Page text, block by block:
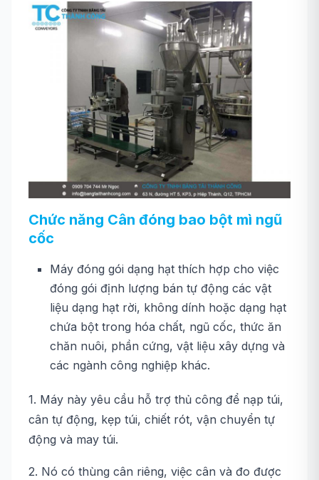
Chức năng Cân đóng bao bột mì ngũ
cốc
Máy đóng gói dạng hạt thích hợp cho việc
đóng gói định lượng bán tự động các vật
liệu dạng hạt rời, không dính hoặc dạng hạt
chứa bột trong hóa chất, ngũ cốc, thức ăn
chăn nuôi, phần cứng, vật liệu xây dựng và
các ngành công nghiệp khác.
1. Máy này yêu cầu hỗ trợ thủ công để nạp túi,
cân tự động, kẹp túi, chiết rót, vận chuyển tự
động và may túi.
2. Nó có thùng cân riêng, việc cân và đo được